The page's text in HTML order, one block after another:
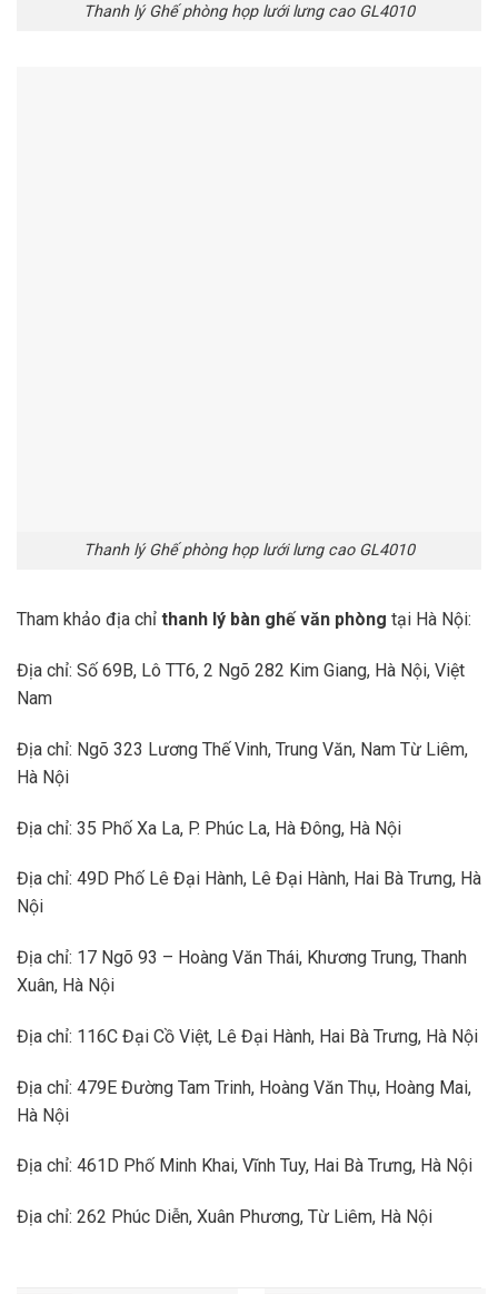
Thanh lý Ghế phòng họp lưới lưng cao GL4010
Thanh lý Ghế phòng họp lưới lưng cao GL4010
Tham khảo địa chỉ thanh lý bàn ghế văn phòng tại Hà Nội:
Địa chỉ: Số 69B, Lô TT6, 2 Ngõ 282 Kim Giang, Hà Nội, Việt
Nam
Địa chỉ: Ngõ 323 Lương Thế Vinh, Trung Văn, Nam Từ Liêm,
Hà Nội
Địa chỉ: 35 Phố Xa La, P. Phúc La, Hà Đông, Hà Nội
Địa chỉ: 49D Phố Lê Đại Hành, Lê Đại Hành, Hai Bà Trưng, Hà
Nội
Địa chỉ: 17 Ngõ 93 – Hoàng Văn Thái, Khương Trung, Thanh
Xuân, Hà Nội
Địa chỉ: 116C Đại Cồ Việt, Lê Đại Hành, Hai Bà Trưng, Hà Nội
Địa chỉ: 479E Đường Tam Trinh, Hoàng Văn Thụ, Hoàng Mai,
Hà Nội
Địa chỉ: 461D Phố Minh Khai, Vĩnh Tuy, Hai Bà Trưng, Hà Nội
Địa chỉ: 262 Phúc Diễn, Xuân Phương, Từ Liêm, Hà Nội